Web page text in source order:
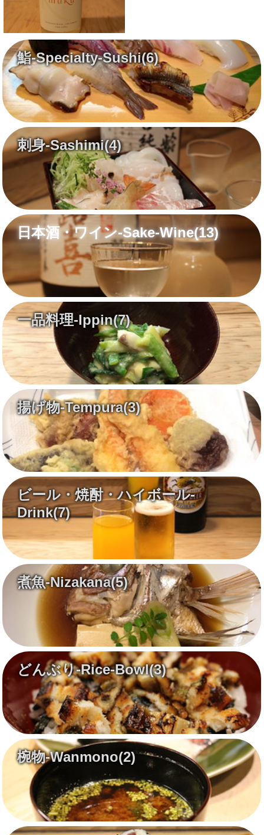
鮨-Specialty-Sushi(6)
刺身-Sashimi(4)
日本酒・ワイン-Sake-Wine(13)
一品料理-Ippin(7)
揚げ物-Tempura(3)
ビール・焼酎・ハイボール-
Drink(7)
煮魚-Nizakana(5)
どんぶり-Rice-Bowl(3)
椀物-Wanmono(2)